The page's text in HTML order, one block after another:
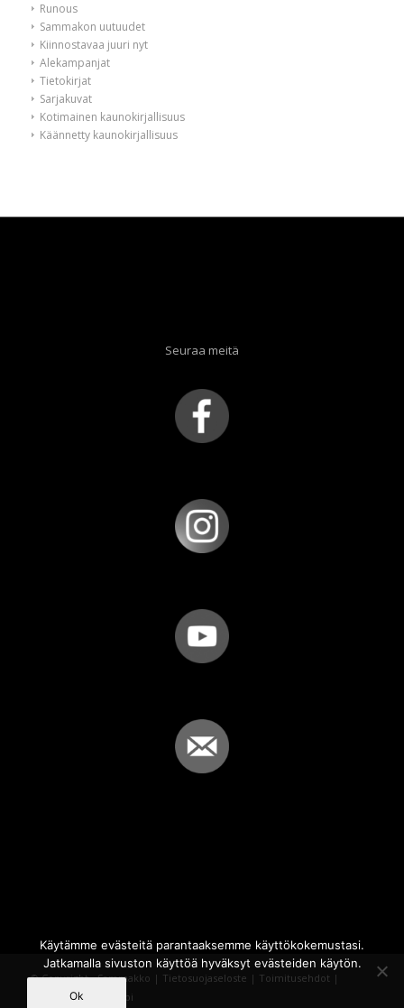
Runous
Sammakon uutuudet
Kiinnostavaa juuri nyt
Alekampanjat
Tietokirjat
Sarjakuvat
Kotimainen kaunokirjallisuus
Käännetty kaunokirjallisuus
Seuraa meitä
© Copyright - Sammakko | Tietosuojaseloste | Toimitusehdot |
Powered by
iQWebbi
Käytämme evästeitä parantaaksemme käyttökokemustasi.
Jatkamalla sivuston käyttöä hyväksyt evästeiden käytön.
Ok